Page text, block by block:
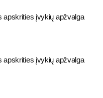
apskrities įvykių apžvalga
apskrities įvykių apžvalga